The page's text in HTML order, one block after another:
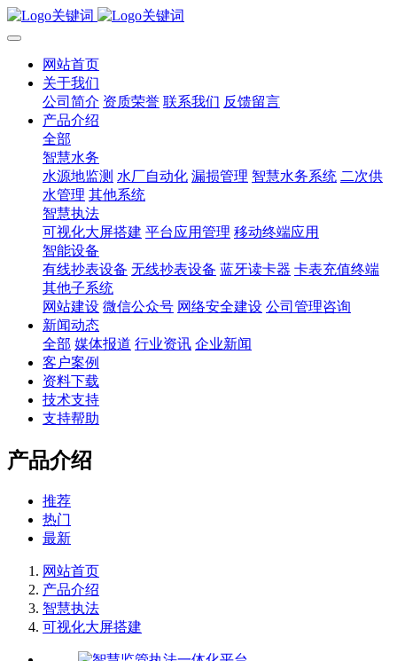
网站首页
关于我们
公司简介 资质荣誉 联系我们 反馈留言
产品介绍
全部
智慧水务
水源地监测 水厂自动化 漏损管理 智慧水务系统 二次供
水管理 其他系统
智慧执法
可视化大屏搭建 平台应用管理 移动终端应用
智能设备
有线抄表设备 无线抄表设备 蓝牙读卡器 卡表充值终端
其他子系统
网站建设 微信公众号 网络安全建设 公司管理咨询
新闻动态
全部 媒体报道 行业资讯 企业新闻
客户案例
资料下载
技术支持
支持帮助
产品介绍
推荐
热门
最新
网站首页
产品介绍
智慧执法
可视化大屏搭建